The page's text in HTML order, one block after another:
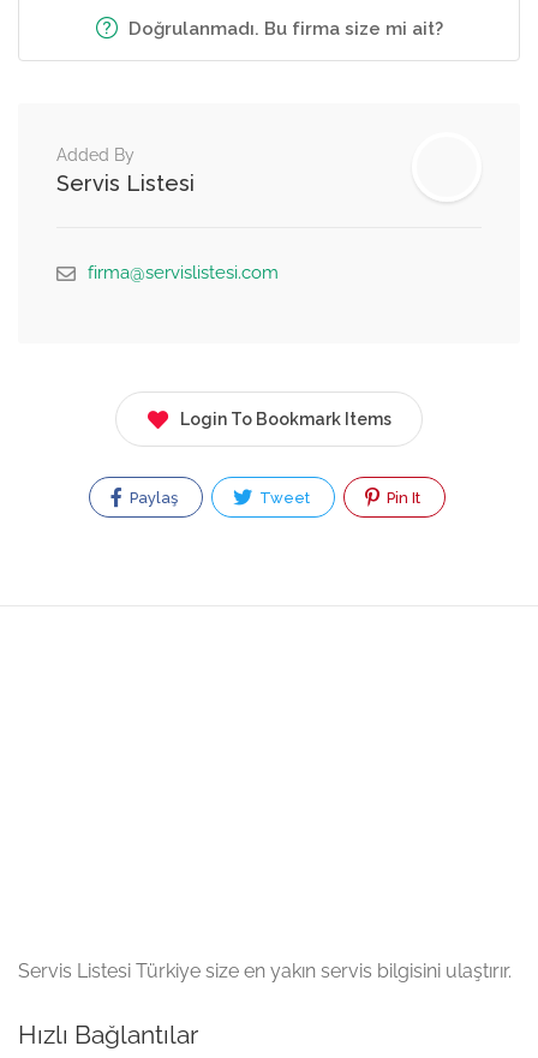
Doğrulanmadı. Bu firma size mi ait?
Added By
Servis Listesi
firma@servislistesi.com
Login To Bookmark Items
Paylaş Tweet Pin It
Servis Listesi Türkiye size en yakın servis bilgisini ulaştırır.
Hızlı Bağlantılar